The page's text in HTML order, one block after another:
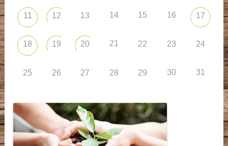
11 12 13 14 15 16 17
18 19 20 21 22 23 24
25 26 27 28 29 30 31